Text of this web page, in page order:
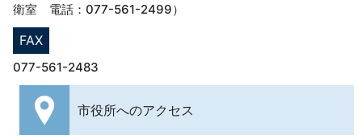
衛室 電話：077-561-2499）
FAX
077-561-2483
市役所へのアクセス